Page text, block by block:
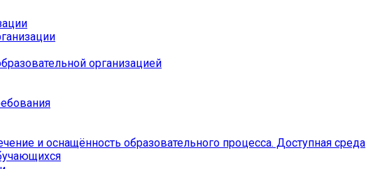
организацией
и оснащённость образовательного процесса. Доступная среда